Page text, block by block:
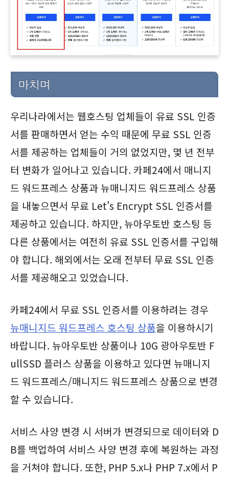
마치며
우리나라에서는 웹호스팅 업체들이 유료 SSL 인증
서를 판매하면서 얻는 수익 때문에 무료 SSL 인증
서를 제공하는 업체들이 거의 없었지만, 몇 년 전부
터 변화가 일어나고 있습니다. 카페24에서 매니지
드 워드프레스 상품과 뉴매니지드 워드프레스 상품
을 내놓으면서 무료 Let's Encrypt SSL 인증서를
제공하고 있습니다. 하지만, 뉴아우토반 호스팅 등
다른 상품에서는 여전히 유료 SSL 인증서를 구입해
야 합니다. 해외에서는 오래 전부터 무료 SSL 인증
서를 제공해오고 있었습니다.
카페24에서 무료 SSL 인증서를 이용하려는 경우
뉴매니지드 워드프레스 호스팅 상품을 이용하시기
바랍니다. 뉴아우토반 상품이나 10G 광아우토반 F
ullSSD 플러스 상품을 이용하고 있다면 뉴매니지
드 워드프레스/매니지드 워드프레스 상품으로 변경
할 수 있습니다.
서비스 사양 변경 시 서버가 변경되므로 데이터와 D
B를 백업하여 서비스 사양 변경 후에 복원하는 과정
을 거쳐야 합니다. 또한, PHP 5.x나 PHP 7.x에서 P